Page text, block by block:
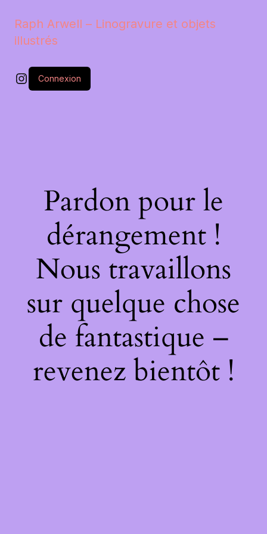
Raph Arwell – Linogravure et objets
illustrés
Instagram
Connexion
Pardon pour le
dérangement !
Nous travaillons
sur quelque chose
de fantastique –
revenez bientôt !